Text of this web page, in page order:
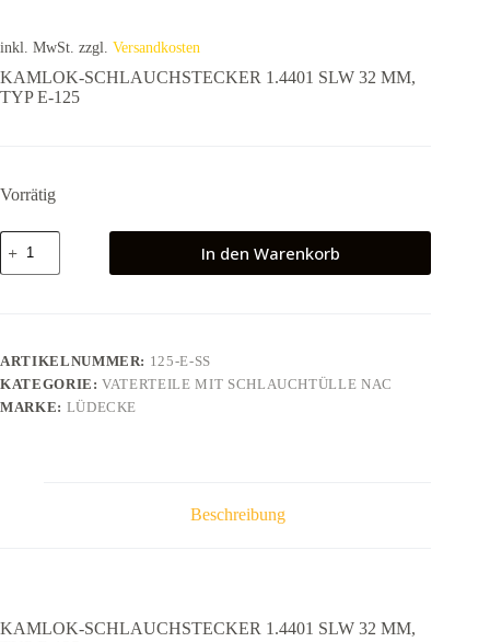
inkl. MwSt. zzgl. Versandkosten
KAMLOK-SCHLAUCHSTECKER 1.4401 SLW 32 MM,
TYP E-125
Vorrätig
KAMLOK-
SCHLAUCHSTECKER
1.4401
E-
125
Menge
In den Warenkorb
ARTIKELNUMMER: 125-E-SS
KATEGORIE:VATERTEILE MIT SCHLAUCHTÜLLE NAC
MARKE: LÜDECKE
Beschreibung
KAMLOK-SCHLAUCHSTECKER 1.4401 SLW 32 MM,